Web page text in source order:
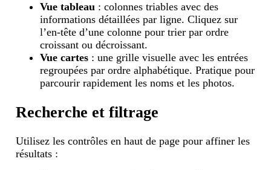
Vue tableau: colonnes triables avec des
informations détaillées par ligne. Cliquez sur
l’en-tête d’une colonne pour trier par ordre
croissant ou décroissant.
Vue cartes: une grille visuelle avec les entrées
regroupées par ordre alphabétique. Pratique pour
parcourir rapidement les noms et les photos.
Recherche et filtrage
Utilisez les contrôles en haut de page pour affiner les
résultats :